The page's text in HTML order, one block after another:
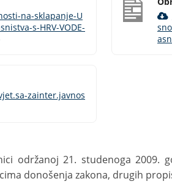
na-sklapanje-U
s-HRV-VODE-
zainter.javnos
održanoj 21. studenoga 2009.
donošenja zakona, drugih